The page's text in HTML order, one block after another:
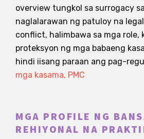
overview tungkol sa surrogacy
naglalarawan ng patuloy na
conflict, halimbawa sa mga role,
proteksyon ng mga babaeng
hindi iisang paraan ang pag-
mga kasama, PMC
MGA PROFILE NG
REHIYONAL NA